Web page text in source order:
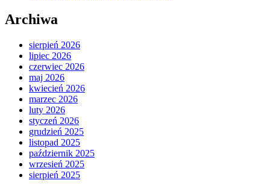
Archiwa
sierpień 2026
lipiec 2026
czerwiec 2026
maj 2026
kwiecień 2026
marzec 2026
luty 2026
styczeń 2026
grudzień 2025
listopad 2025
październik 2025
wrzesień 2025
sierpień 2025